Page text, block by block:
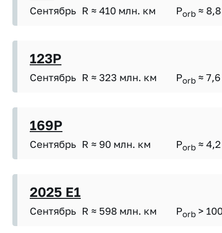
Сентябрь R ≈ 410 млн. км Porb ≈ 8,8
123P
Сентябрь R ≈ 323 млн. км Porb ≈ 7,6
169P
Сентябрь R ≈ 90 млн. км Porb ≈ 4,2
2025 E1
Сентябрь R ≈ 598 млн. км Porb >